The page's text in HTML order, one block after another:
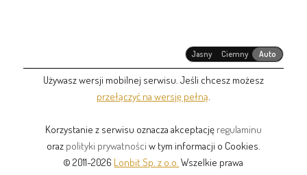
Jasny Ciemny Auto
Używasz wersji mobilnej serwisu. Jeśli chcesz możesz
przełączyć na wersję pełną
Korzystanie z serwisu oznacza akceptację regulaminu
oraz polityki prywatności w tym informacji o Cookies.
© 2011-2026 Lonbit Sp. z o.o. Wszelkie prawa